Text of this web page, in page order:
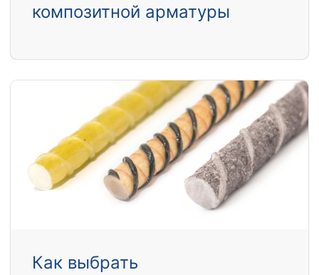
композитной арматуры
Как выбрать